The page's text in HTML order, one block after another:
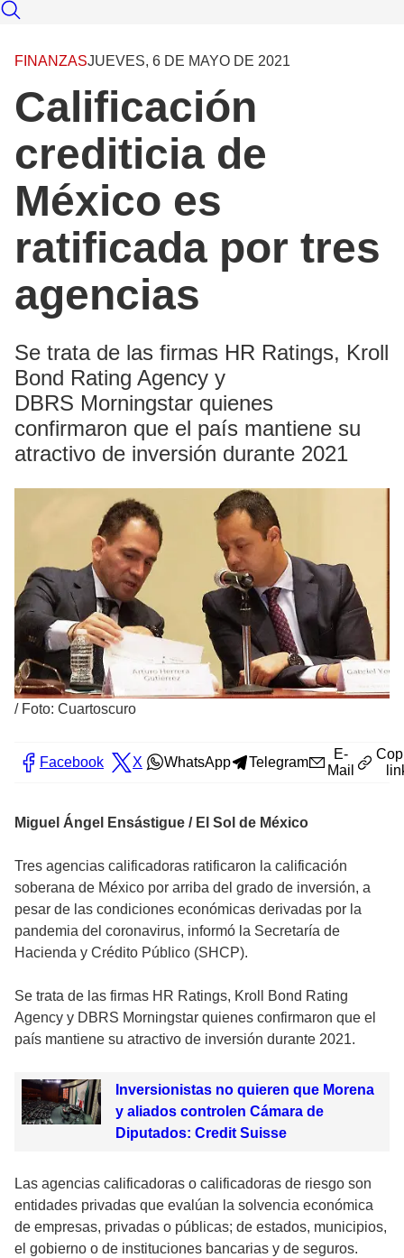
FINANZASJUEVES, 6 DE MAYO DE 2021
Calificación
crediticia de
México es
ratificada por tres
agencias
Se trata de las firmas HR Ratings, Kroll
Bond Rating Agency y
DBRS Morningstar quienes
confirmaron que el país mantiene su
atractivo de inversión durante 2021
/ Foto: Cuartoscuro
Facebook X WhatsApp Telegram
E-
Mail
Miguel Ángel Ensástigue / El Sol de México
Tres agencias calificadoras ratificaron la calificación
soberana de México por arriba del grado de inversión, a
pesar de las condiciones económicas derivadas por la
pandemia del coronavirus, informó la Secretaría de
Hacienda y Crédito Público (SHCP).
Se trata de las firmas HR Ratings, Kroll Bond Rating
Agency y DBRS Morningstar quienes confirmaron que el
país mantiene su atractivo de inversión durante 2021.
Inversionistas no quieren que Morena
y aliados controlen Cámara de
Diputados: Credit Suisse
Las agencias calificadoras o calificadoras de riesgo son
entidades privadas que evalúan la solvencia económica
de empresas, privadas o públicas; de estados, municipios,
el gobierno o de instituciones bancarias y de seguros.